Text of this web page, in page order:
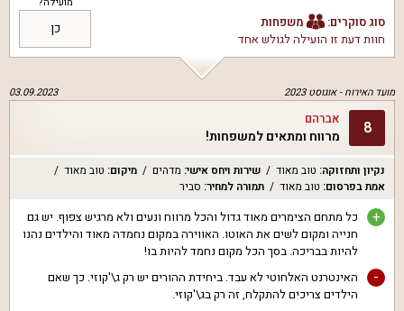
סוג סוקרים:
משפחות
חוות דעת זו הועילה לגולש אחד
כן
מועד האירוח -אוגוסט 2023 03.09.2023
8 אברהם
מרווח ומתאים למשפחות!
נקיון ותחזוקה: טוב מאוד שירות ויחס אישי: מדהים מיקום: טוב מאוד
אמת בפרסום: טוב מאוד תמורה למחיר: סביר
+
כל מתחם הצימרים מאוד גדול והכל מרווח ונעים ולא מרגיש צפוף. יש גם
חנייה ומקום לשים את האוטו. האווירה במקום נחמדה מאוד והילדים נהנו
להיות בבריכה. בסך הכל מקום נחמד להיות בו!
-
האינטרנט האלחוטי לא עבד. ביחידת ההורים יש רק ג\'קוזי. כך שאם
הילדים צריכים להתקלח, זה רק בג\'קוזי.